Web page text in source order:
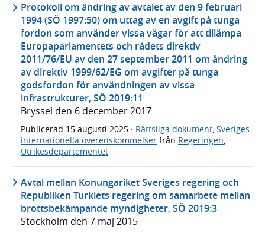
Protokoll om ändring av avtalet av den 9 februari
1994 (SÖ 1997:50) om uttag av en avgift på tunga
fordon som använder vissa vägar för att tillämpa
Europaparlamentets och rådets direktiv
2011/76/EU av den 27 september 2011 om ändring
av direktiv 1999/62/EG om avgifter på tunga
godsfordon för användningen av vissa
infrastrukturer, SÖ 2019:11
Bryssel den 6 december 2017
Publicerad 15 augusti 2025 · Rättsliga dokument, Sveriges
internationella överenskommelser från Regeringen,
Utrikesdepartementet
Avtal mellan Konungariket Sveriges regering och
Republiken Turkiets regering om samarbete mellan
brottsbekämpande myndigheter, SÖ 2019:3
Stockholm den 7 maj 2015